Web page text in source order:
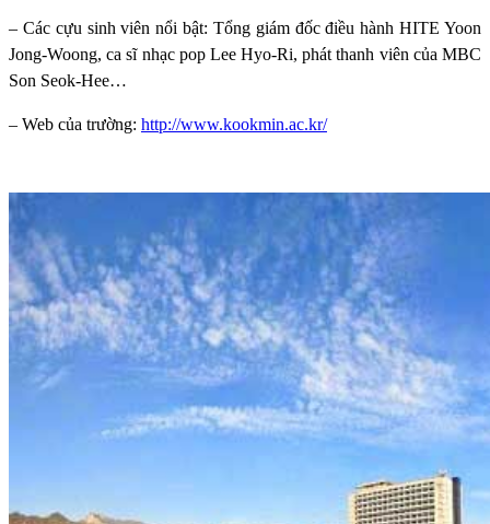
– Các cựu sinh viên nổi bật: Tổng giám đốc điều hành HITE Yoon
Jong-Woong, ca sĩ nhạc pop Lee Hyo-Ri, phát thanh viên của MBC
Son Seok-Hee…
– Web của trường: http://www.kookmin.ac.kr/